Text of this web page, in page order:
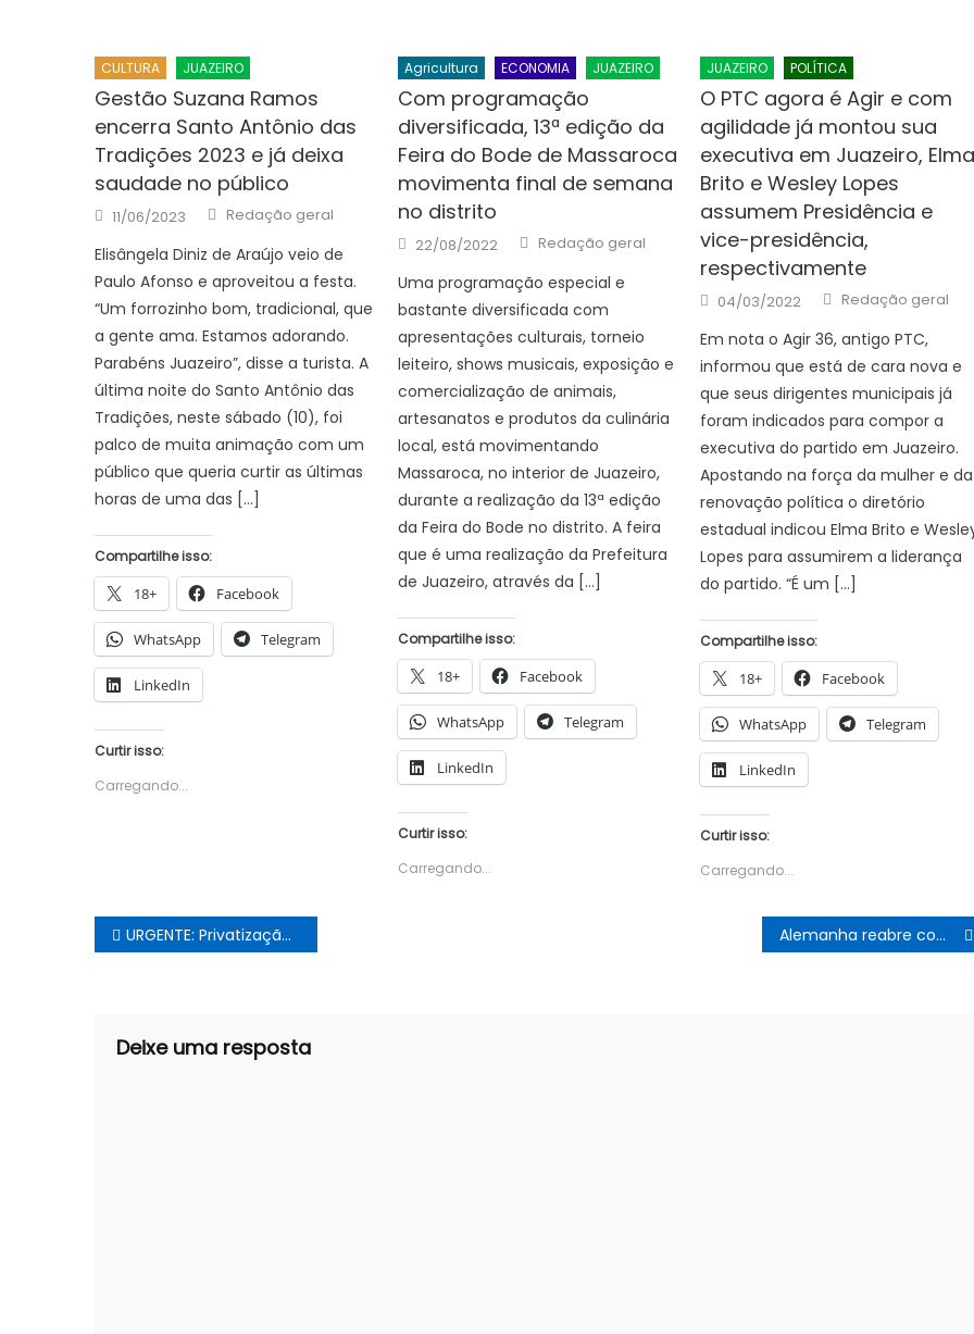
CULTURA JUAZEIRO
Gestão Suzana Ramos
encerra Santo Antônio das
Tradições 2023 e já deixa
saudade no público
Posted
on
11/06/2023 Author
Redação geral
Elisângela Diniz de Araújo veio de
Paulo Afonso e aproveitou a festa.
“Um forrozinho bom, tradicional, que
a gente ama. Estamos adorando.
Parabéns Juazeiro”, disse a turista. A
última noite do Santo Antônio das
Tradições, neste sábado (10), foi
palco de muita animação com um
público que queria curtir as últimas
horas de uma das […]
Compartilhe isso:
18+ Facebook
WhatsApp Telegram
LinkedIn
Curtir isso:
Carregando...
Agricultura ECONOMIA JUAZEIRO
Com programação
diversificada, 13ª edição da
Feira do Bode de Massaroca
movimenta final de semana
no distrito
Posted
on
22/08/2022 Author
Redação geral
Uma programação especial e
bastante diversificada com
apresentações culturais, torneio
leiteiro, shows musicais, exposição e
comercialização de animais,
artesanatos e produtos da culinária
local, está movimentando
Massaroca, no interior de Juazeiro,
durante a realização da 13ª edição
da Feira do Bode no distrito. A feira
que é uma realização da Prefeitura
de Juazeiro, através da […]
Compartilhe isso:
18+ Facebook
WhatsApp Telegram
LinkedIn
Curtir isso:
Carregando...
JUAZEIRO POLÍTICA
O PTC agora é Agir e com
agilidade já montou sua
executiva em Juazeiro, Elma
Brito e Wesley Lopes
assumem Presidência e
vice-presidência,
respectivamente
Posted
on
04/03/2022 Author
Redação geral
Em nota o Agir 36, antigo PTC,
informou que está de cara nova e
que seus dirigentes municipais já
foram indicados para compor a
executiva do partido em Juazeiro.
Apostando na força da mulher e da
renovação política o diretório
estadual indicou Elma Brito e
Lopes para assumirem a liderança
do partido. “É um […]
Compartilhe isso:
18+ Facebook
WhatsApp Telegram
LinkedIn
Curtir isso:
Carregando...
Navegação
de
URGENTE: Privatização do SAAE. Vereadores acionam o Ministério Público Alemanha reabre comércio, e Itália e Israel projetam retomar economia
Deixe uma resposta